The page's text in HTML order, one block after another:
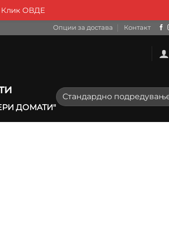
Опции за достава Контакт
ДОМАТИ"
Клик ОВДЕ